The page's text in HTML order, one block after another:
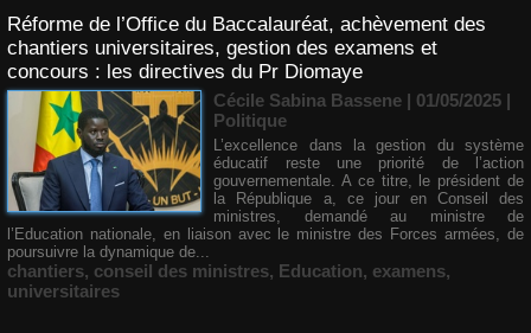
Réforme de l’Office du Baccalauréat, achèvement des
chantiers universitaires, gestion des examens et
concours : les directives du Pr Diomaye
Cécile Sabina Bassene | 01/05/2025 |
Politique
L’excellence dans la gestion du système
éducatif reste une priorité de l’action
gouvernementale. A ce titre, le président de
la République a, ce jour en Conseil des
ministres, demandé au ministre de
l’Education nationale, en liaison avec le ministre des Forces armées, de
poursuivre la dynamique de...
chantiers, conseil des ministres, Education, examens,
universitaires